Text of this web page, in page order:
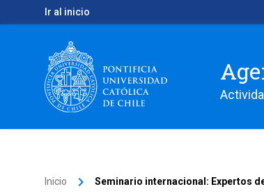
Ir al inicio
Inicio keyboard_arrow_right Seminario internacional: Expertos